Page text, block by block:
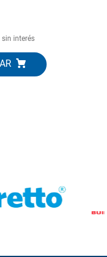
sin interés